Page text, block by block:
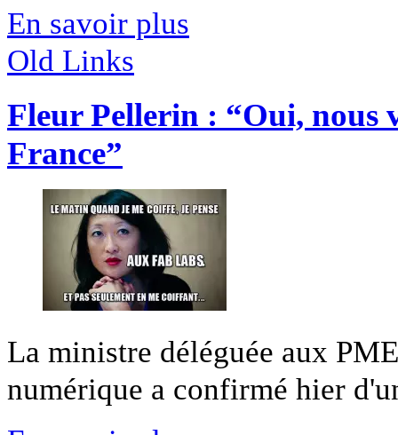
En savoir plus
Old Links
Fleur Pellerin : “Oui, nous
France”
La ministre déléguée aux
numérique a confirmé hier